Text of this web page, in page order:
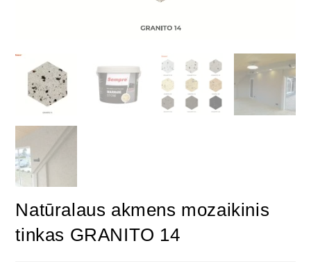
Natūralaus akmens mozaikinis
tinkas GRANITO 14